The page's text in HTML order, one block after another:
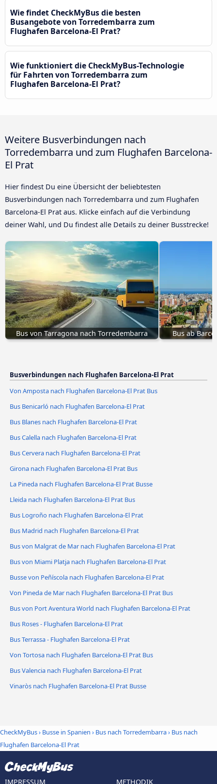
Wie findet CheckMyBus die besten
Busangebote von Torredembarra zum
Flughafen Barcelona-El Prat?
Wie funktioniert die CheckMyBus-Technologie
für Fahrten von Torredembarra zum
Flughafen Barcelona-El Prat?
Weitere Busverbindungen nach
Torredembarra und zum Flughafen Barcelona-
El Prat
Hier findest Du eine Übersicht der beliebtesten
Busverbindungen nach Torredembarra und zum Flughafen
Barcelona-El Prat aus. Klicke einfach auf die Verbindung
deiner Wahl, und Du findest alle Details zu deiner Busstrecke!
Bus von Tarragona nach Torredembarra Bus ab
Busverbindungen nach Flughafen Barcelona-El Prat
Von Amposta nach Flughafen Barcelona-El Prat Bus
Bus Benicarló nach Flughafen Barcelona-El Prat
Bus Blanes nach Flughafen Barcelona-El Prat
Bus Calella nach Flughafen Barcelona-El Prat
Bus Cervera nach Flughafen Barcelona-El Prat
Girona nach Flughafen Barcelona-El Prat Bus
La Pineda nach Flughafen Barcelona-El Prat Busse
Lleida nach Flughafen Barcelona-El Prat Bus
Bus Logroño nach Flughafen Barcelona-El Prat
Bus Madrid nach Flughafen Barcelona-El Prat
Bus von Malgrat de Mar nach Flughafen Barcelona-El Prat
Bus von Miami Platja nach Flughafen Barcelona-El Prat
Busse von Peñíscola nach Flughafen Barcelona-El Prat
Von Pineda de Mar nach Flughafen Barcelona-El Prat Bus
Bus von Port Aventura World nach Flughafen Barcelona-El Prat
Bus Roses - Flughafen Barcelona-El Prat
Bus Terrassa - Flughafen Barcelona-El Prat
Von Tortosa nach Flughafen Barcelona-El Prat Bus
Bus Valencia nach Flughafen Barcelona-El Prat
Vinaròs nach Flughafen Barcelona-El Prat Busse
CheckMyBus› Busse in Spanien › Bus nach Torredembarra› Bus nach
Flughafen Barcelona-El Prat
IMPRESSUM METHODIK